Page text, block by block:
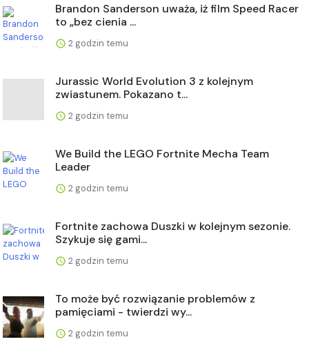
Brandon Sanderson uważa, iż film Speed Racer
to „bez cienia ...
2 godzin temu
Jurassic World Evolution 3 z kolejnym
zwiastunem. Pokazano t...
2 godzin temu
We Build the LEGO Fortnite Mecha Team
Leader
2 godzin temu
Fortnite zachowa Duszki w kolejnym sezonie.
Szykuje się gami...
2 godzin temu
To może być rozwiązanie problemów z
pamięciami - twierdzi wy...
2 godzin temu